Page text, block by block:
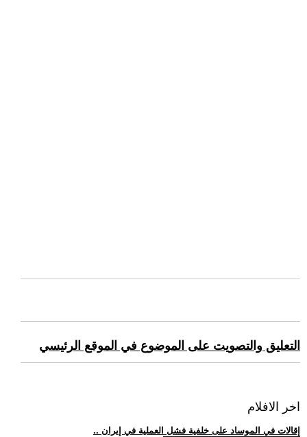
التعليق والتصويت على الموضوع في الموقع الرئيسي
اخر الافلام
.. إقالات في الموساد على خلفية فشل العملية في إيران